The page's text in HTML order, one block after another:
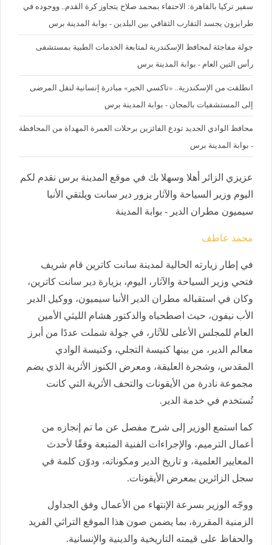
سفير تركيا بالقاهرة: الاحتفاء بمحمد صلاح يتجاوز كرة القدم.. ووجوده في
طرابزون يجسد التقارب الثقافي بين البلدين - بوابة المدينة برس
جولة مفاجئة لمحافظ الإسكندرية لمتابعة الخدمات الطبية بمستشفى
رأس التين العام - بوابة المدينة برس
انطلقت من الإسكندرية.. «تاكسي الخير» مبادرة إنسانية لنقل المرضى
إلى المستشفيات بالمجان - بوابة المدينة برس
محافظ الوادي الجديد تودع الفائزين برحلات العمرة المهداة من المحافظة
- بوابة المدينة برس
عزيزي الزائر أهلا وسهلا بك في موقع المدينة برس نقدم لكم
اليوم وزير السياحة والآثار يزور دير سانت ويلتقي الأنبا
سيميون مطران الدير - بوابة المدينة
محمد عاطف
في إطار زيارته الحالية لمدينة سانت كاترين قام شريف
فتحي وزير السياحة والآثار، اليوم، بزيارة دير سانت كاترين،
وكان في استقباله مطران الدير الأنبا سيميون، ووكيل الدير
الأب نيفون، حيث اصطحباه والدكتور هشام الليثي الأمين
العام للمجلس الأعلى للآثار، في جولة شملت عددًا من أبرز
معالم الدير، من بينها كنيسة التجلي، وكنيسة الوادي
المقدس، وشجرة العليقة، ومعرض الكنوز الأثرية الذي يضم
مجموعة نادرة من الأيقونات والتحف الأثرية التي كانت
تُستخدم في خدمة الدير.
كما استمع الوزير إلى شرح مفصل عن ما تم إنجازه من
أعمال الترميم، والإجراءات الفنية المتبعة وفقًا لأحدث
المعايير العلمية، و تاريخ الدير ومكوناته، ودوّن كلمة في
سجل الزائرين بمعرض الأيقونات.
ووجّه الوزير بسرعة الإنتهاء من الأعمال وفق الجداول
الزمنية المقررة، بما يضمن صون هذا الموقع التراثي الفريد
والحفاظ على قيمته التاريخية والدينية والإنسانية.